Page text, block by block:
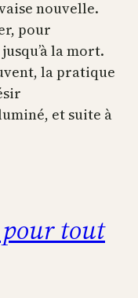
nouvelle.
pour
la mort.
la pratique
et suite à
pour tout